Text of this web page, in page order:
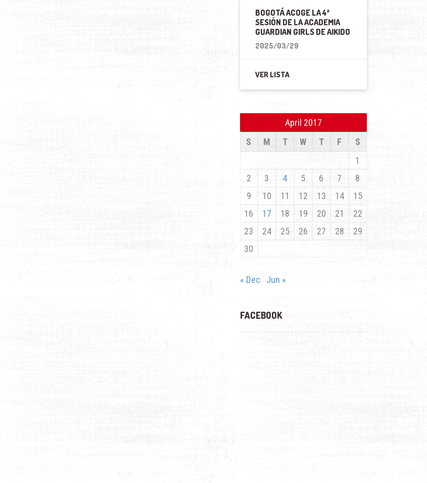
BOGOTÁ ACOGE LA 4ª
SESIÓN DE LA ACADEMIA
GUARDIAN GIRLS DE AIKIDO
2025/03/29
VER LISTA
April 2017
S
M T W T F
S
1
2
3 4 5 6 7
8
9
10 11 12 13 14
15
16
17 18 19 20 21
22
23
24 25 26 27 28
29
30
« Dec Jun »
FACEBOOK